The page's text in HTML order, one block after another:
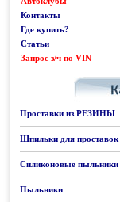
Контакты
Где купить?
Статьи
Запрос з/ч по VIN
Проставки из РЕЗИНЫ
Шпильки для проставок
Силиконовые пыльники
Пыльники